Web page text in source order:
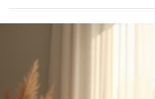
Cuando la ansiedad, el estrés o el TOC
parecen tomar el control, buscar ayuda
profesional es un paso valiente y necesario.
especialistas que pueden acompañarte en
este camino hacia el bienestar emocional.
práctica para que conozcas cómo encontrar